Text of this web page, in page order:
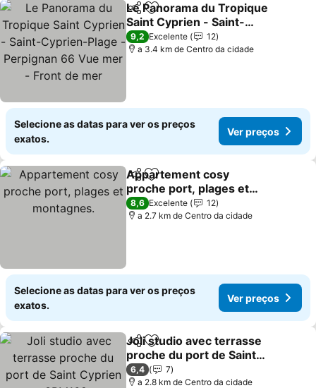
PartilharAdicionar aos favoritos
Le Panorama du Tropique
Saint Cyprien - Saint-
Cyprien-Plage -
Perpignan 66 Vue mer -
9,2 Excelente
12
a 3.4 km de Centro da cidade
Selecione as datas para ver os preços
exatos.
Ver preços
PartilharAdicionar aos favoritos
Appartement cosy
proche port, plages et
montagnes.
8,6 Excelente
12
a 2.7 km de Centro da cidade
Selecione as datas para ver os preços
exatos.
Ver preços
PartilharAdicionar aos favoritos
Joli studio avec terrasse
proche du port de Saint
Cyprien -3RM168
6,4
7
a 2.8 km de Centro da cidade